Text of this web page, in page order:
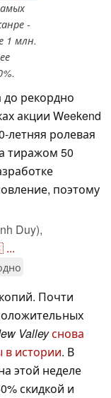
-
1 млн.
до рекордно
акции Weekend
летняя ролевая
тиражом 50
поэтому
Duy),
...
Почти
Valleyснова
в истории. В
этой неделе
скидкой и